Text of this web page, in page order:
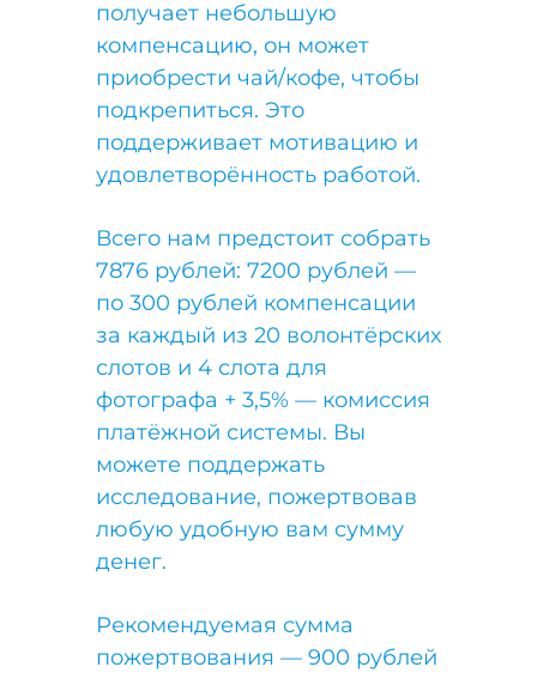
получает небольшую
компенсацию, он может
приобрести чай/кофе, чтобы
подкрепиться. Это
поддерживает мотивацию и
удовлетворённость работой.
Всего нам предстоит собрать
7876 рублей: 7200 рублей —
по 300 рублей компенсации
за каждый из 20 волонтёрских
слотов и 4 слота для
фотографа + 3,5% — комиссия
платёжной системы. Вы
можете поддержать
исследование, пожертвовав
любую удобную вам сумму
денег.
Рекомендуемая сумма
пожертвования — 900 рублей